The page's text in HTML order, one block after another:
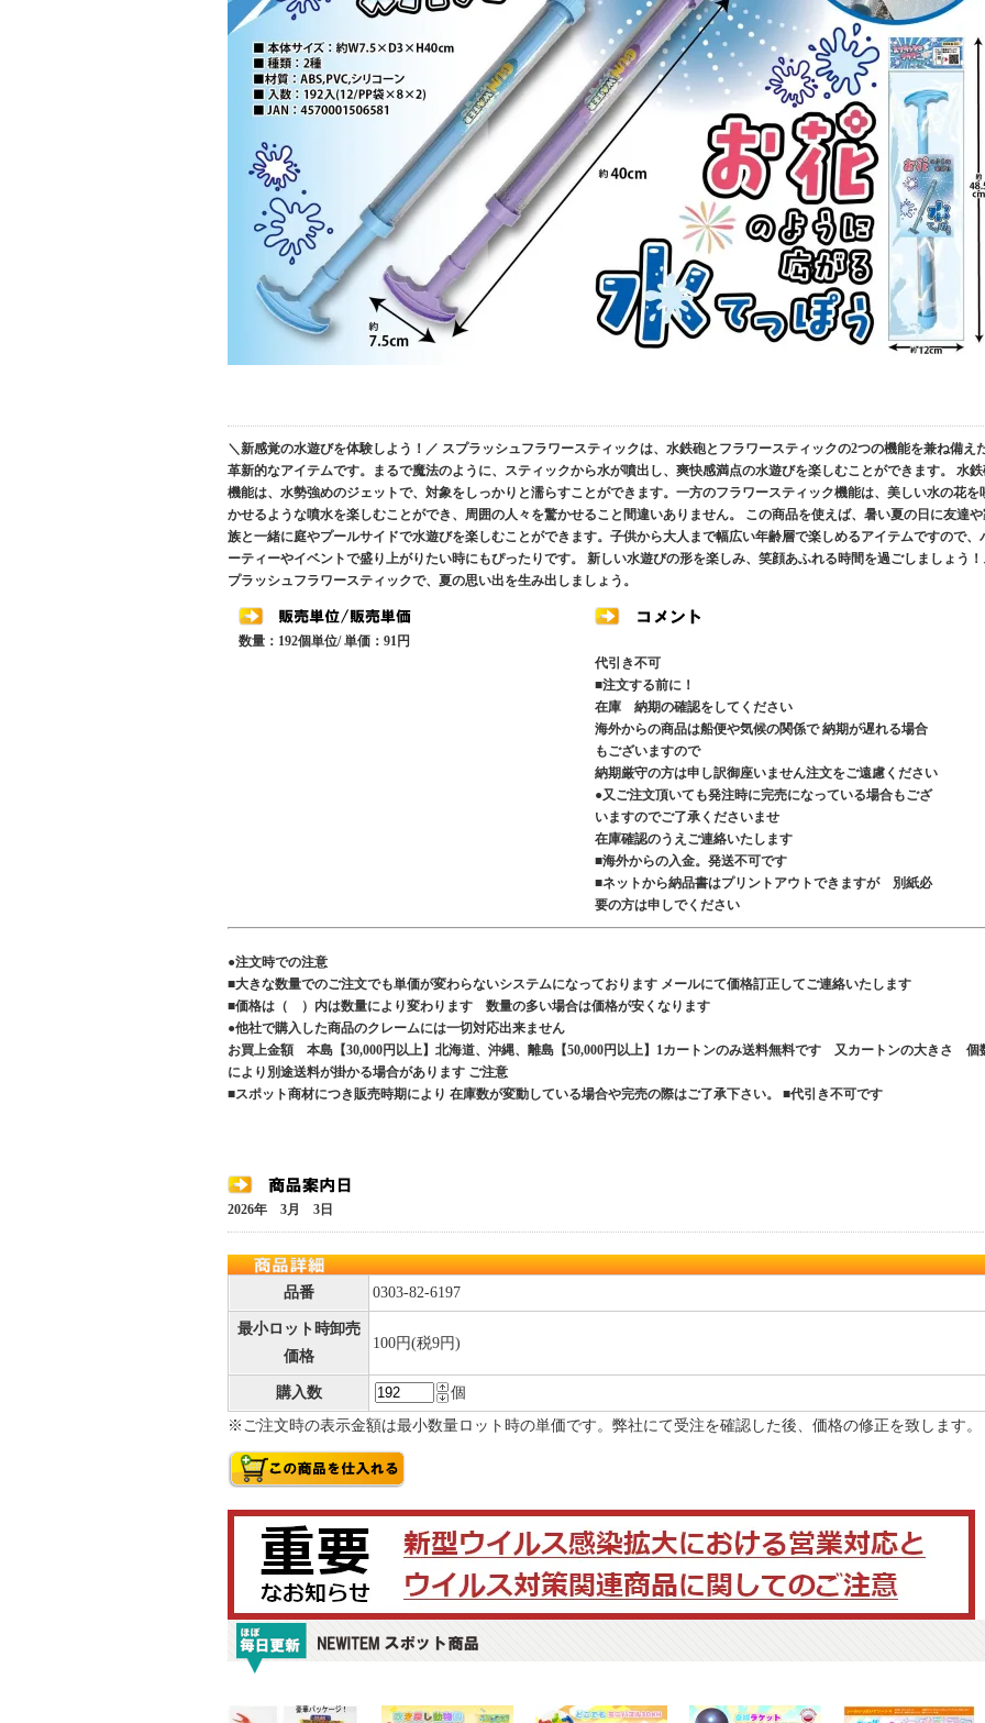
＼新感覚の水遊びを体験しよう！／ スプラッシュフラワースティックは、水鉄砲とフラワースティックの2つの機能を兼ね備え
革新的なアイテムです。まるで魔法のように、スティックから水が噴出し、爽快感満点の水遊びを楽しむことができます。 水
機能は、水勢強めのジェットで、対象をしっかりと濡らすことができます。一方のフラワースティック機能は、美しい水の花を
かせるような噴水を楽しむことができ、周囲の人々を驚かせること間違いありません。 この商品を使えば、暑い夏の日に友達
族と一緒に庭やプールサイドで水遊びを楽しむことができます。子供から大人まで幅広い年齢層で楽しめるアイテムですので、
ーティーやイベントで盛り上がりたい時にもぴったりです。 新しい水遊びの形を楽しみ、笑顔あふれる時間を過ごしましょう
プラッシュフラワースティックで、夏の思い出を生み出しましょう。
数量：192個単位/ 単価：91円
代引き不可
■注文する前に！
在庫 納期の確認をしてください
海外からの商品は船便や気候の関係で 納期が遅れる場合
もございますので
納期厳守の方は申し訳御座いません注文をご遠慮ください
●又ご注文頂いても発注時に完売になっている場合もござ
いますのでご了承くださいませ
在庫確認のうえご連絡いたします
■海外からの入金。発送不可です
■ネットから納品書はプリントアウトできますが 別紙必
要の方は申しでください
●注文時での注意
■大きな数量でのご注文でも単価が変わらないシステムになっております メールにて価格訂正してご連絡いたします
■価格は（ ）内は数量により変わります 数量の多い場合は価格が安くなります
●他社で購入した商品のクレームには一切対応出来ません
お買上金額 本島【30,000円以上】北海道、沖縄、離島【50,000円以上】1カートンのみ送料無料です 又カートンの大きさ 個
により別途送料が掛かる場合があります ご注意
■スポット商材につき販売時期により 在庫数が変動している場合や完売の際はご了承下さい。 ■代引き不可です
2026年 3月 3日
品番 0303-82-6197
最小ロット時卸売
価格
100円(税9円)
購入数
個
※ご注文時の表示金額は最小数量ロット時の単価です。弊社にて受注を確認した後、価格の修正を致します。